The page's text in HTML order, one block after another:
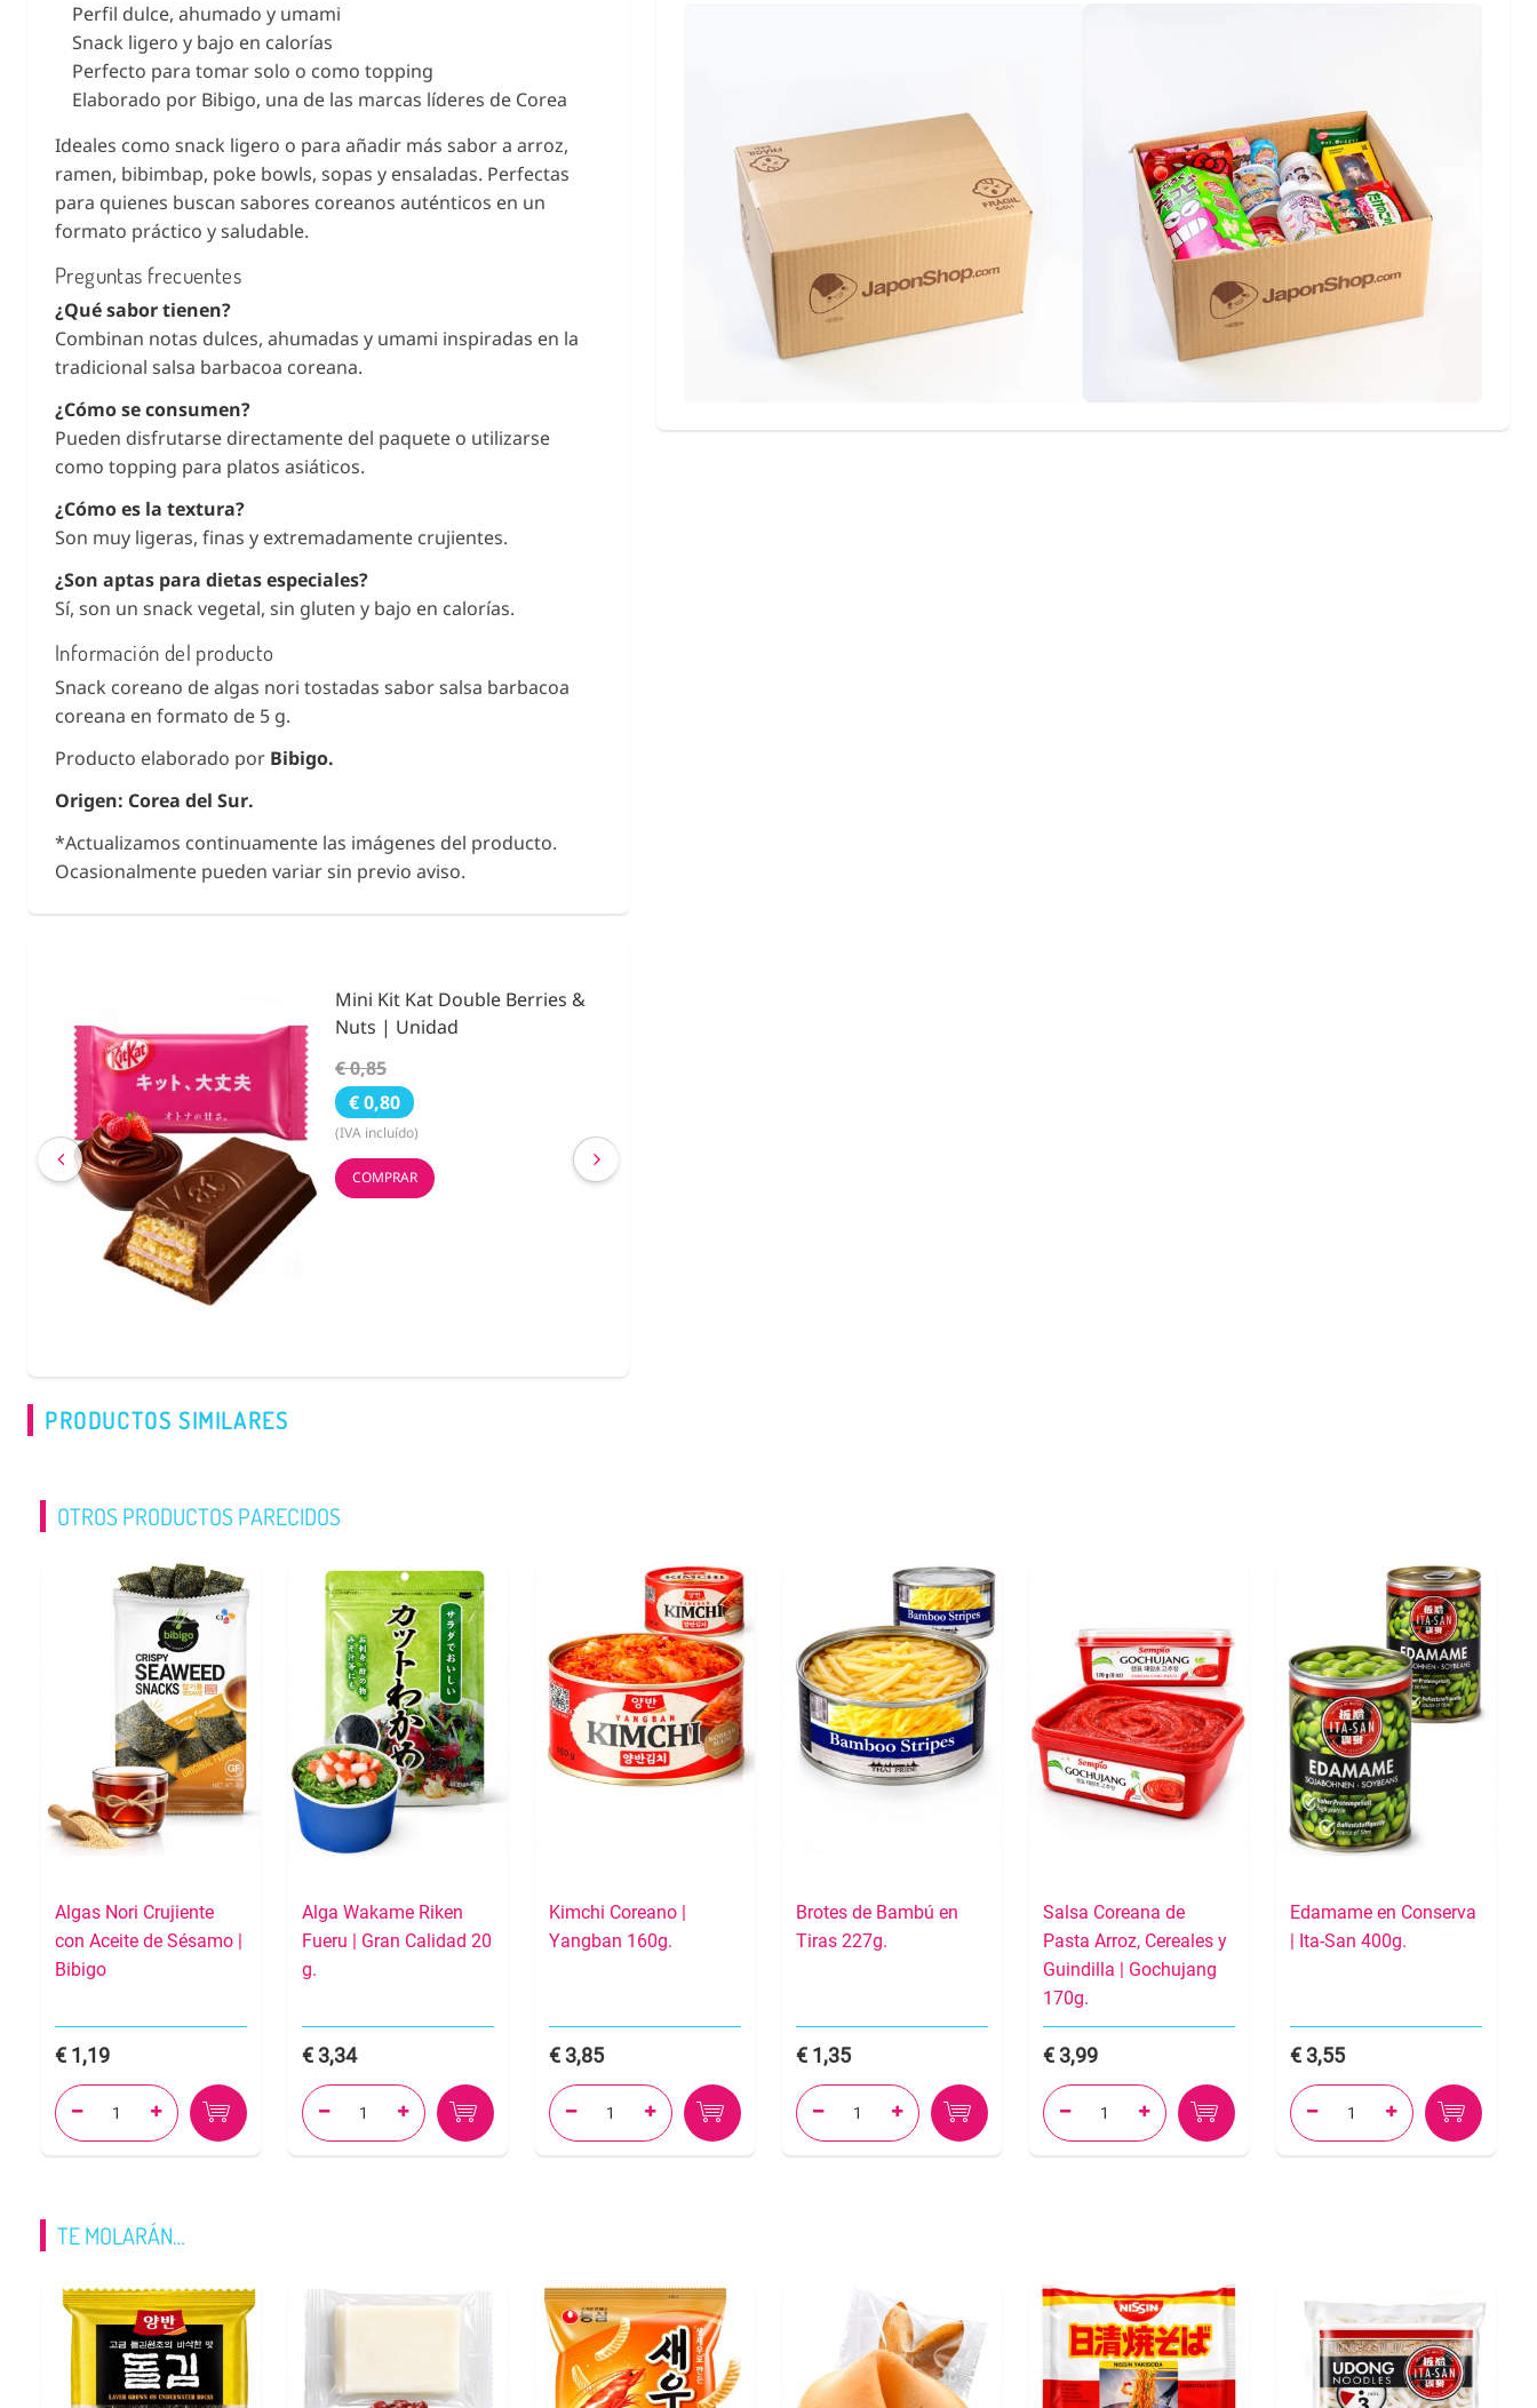
Perfil dulce, ahumado y umami
Snack ligero y bajo en calorías
Perfecto para tomar solo o como topping
Elaborado por Bibigo, una de las marcas líderes de Corea
Ideales como snack ligero o para añadir más sabor a arroz,
ramen, bibimbap, poke bowls, sopas y ensaladas. Perfectas
para quienes buscan sabores coreanos auténticos en un
formato práctico y saludable.
Preguntas frecuentes
¿Qué sabor tienen?
Combinan notas dulces, ahumadas y umami inspiradas en la
tradicional salsa barbacoa coreana.
¿Cómo se consumen?
Pueden disfrutarse directamente del paquete o utilizarse
como topping para platos asiáticos.
¿Cómo es la textura?
Son muy ligeras, finas y extremadamente crujientes.
¿Son aptas para dietas especiales?
Sí, son un snack vegetal, sin gluten y bajo en calorías.
Información del producto
Snack coreano de algas nori tostadas sabor salsa barbacoa
coreana en formato de 5 g.
Producto elaborado por Bibigo.
Origen: Corea del Sur.
*Actualizamos continuamente las imágenes del producto.
Ocasionalmente pueden variar sin previo aviso.
Condimento Bento Furikake
Noritama 25g.
€ 3,55
€ 2,59
(IVA incluído)
COMPRAR
PRODUCTOS SIMILARES
OTROS PRODUCTOS PARECIDOS
Algas Nori Crujiente
con Aceite de Sésamo |
Bibigo
1,19
 
Alga Wakame Riken
Fueru | Gran Calidad 20
g.
3,34
 
Kimchi Coreano |
Yangban 160g.
3,85
 
Brotes de Bambú en
Tiras 227g.
1,35
 
Salsa Coreana de
Pasta Arroz, Cereales y
Guindilla | Gochujang
170g.
3,99
 
Edamame en Conserva
| Ita-San 400g.
3,55
 
TE MOLARÁN…